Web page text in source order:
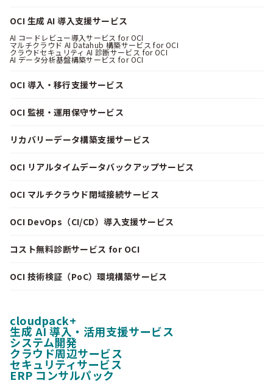
OCI 生成 AI 導入支援サービス
AI コードレビュー導入サービス for OCI
マルチクラウド AI Datahub 構築サービス for OCI
クラウドセキュリティ AI 診断サービス for OCI
AI データ分析基盤構築サービス for OCI
OCI 導入・移行支援サービス
OCI 監視・運用保守サービス
リカバリーデータ構築支援サービス
OCI リアルタイムデータバックアップサービス
OCI マルチクラウド閉域接続サービス
OCI DevOps（CI/CD）導入支援サービス
コスト無料診断サービス for OCI
OCI 技術検証（PoC）環境構築サービス
cloudpack+
生成 AI 導入・活用支援サービス
システム開発
クラウド周辺サービス
セキュリティサービス
ERP コンサルパック